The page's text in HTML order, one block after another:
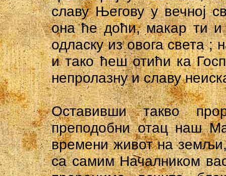
славу Његову у вечној
она ће доћи, макар ти
одласку из овога света ;
и тако ћеш отићи ка
непролазну и славу
Оставивши такво
преподобни отац наш
времени живот на
са самим Началником